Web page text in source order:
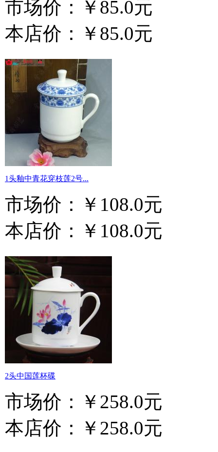
市场价：
￥85.0元
本店价：
￥85.0元
1头釉中青花穿枝莲2号...
市场价：
￥108.0元
本店价：
￥108.0元
2头中国莲杯碟
市场价：
￥258.0元
本店价：
￥258.0元